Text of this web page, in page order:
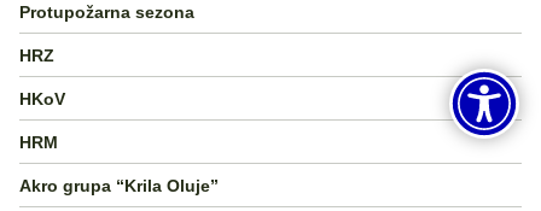
Protupožarna sezona
HRZ
HKoV
HRM
Akro grupa “Krila Oluje”